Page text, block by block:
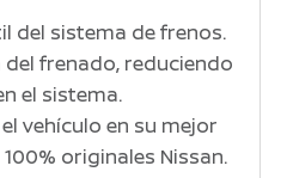
del sistema de frenos.
del frenado, reduciendo
el sistema.
vehículo en su mejor
originales Nissan.